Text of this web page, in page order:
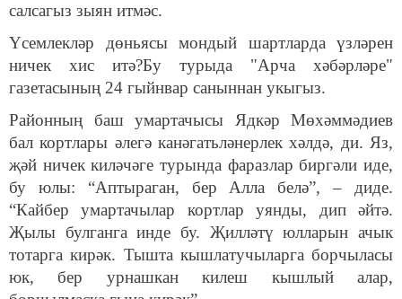
салсагыз зыян итмәс.
Үсемлекләр дөньясы мондый шартларда үзләрен
ничек хис итә?Бу турыда "Арча хәбәрләре"
газетасының 24 гыйнвар саныннан укыгыз.
Районның баш умартачысы Ядкәр Мөхәммәдиев
бал кортлары әлегә канәгатьләнерлек хәлдә, ди. Яз,
җәй ничек киләчәге турында фаразлар биргәли иде,
бу юлы: “Аптыраган, бер Алла белә”, – диде.
“Кайбер умартачылар кортлар уянды, дип әйтә.
Җылы булганга инде бу. Җилләтү юлларын ачык
тотарга кирәк. Тышта кышлатучыларга борчыласы
юк, бер урнашкан килеш кышлый алар,